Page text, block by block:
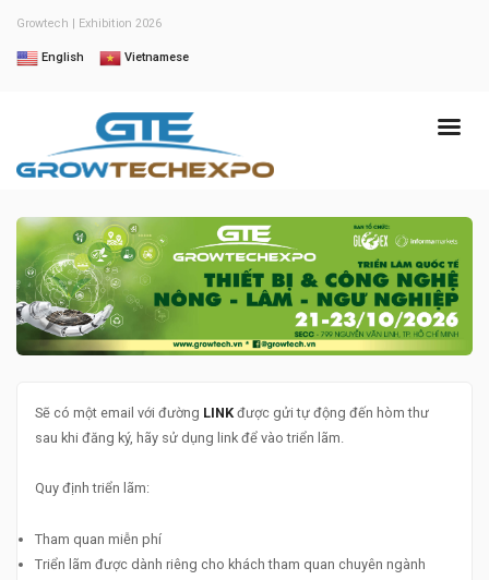
Growtech | Exhibition 2026
English Vietnamese
Sẽ có một email với đường LINK được gửi tự động đến hòm thư
sau khi đăng ký, hãy sử dụng link để vào triển lãm.
Quy định triển lãm:
Tham quan miễn phí
Triển lãm được dành riêng cho khách tham quan chuyên ngành